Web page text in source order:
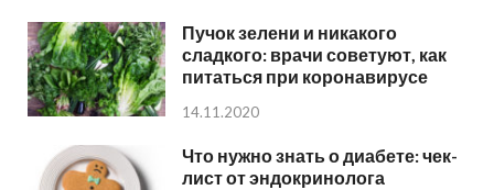
Пучок зелени и никакого
сладкого: врачи советуют, как
питаться при коронавирусе
14.11.2020
Что нужно знать о диабете: чек-
лист от эндокринолога